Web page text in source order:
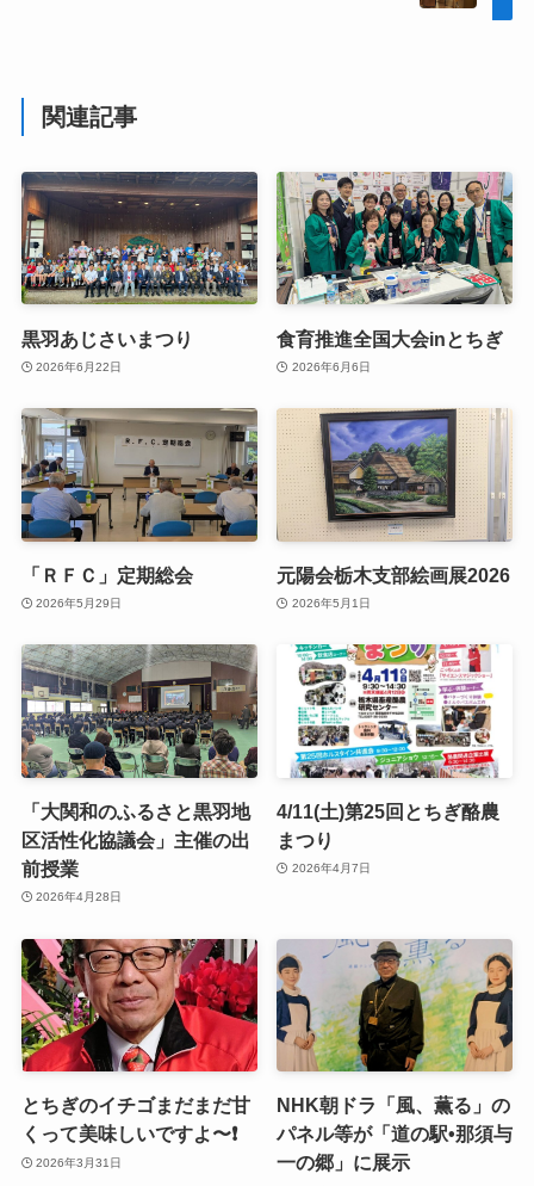
関連記事
黒羽あじさいまつり
2026年6月22日
食育推進全国大会inとちぎ
2026年6月6日
「ＲＦＣ」定期総会
2026年5月29日
元陽会栃木支部絵画展2026
2026年5月1日
「大関和のふるさと黒羽地
区活性化協議会」主催の出
前授業
2026年4月28日
4/11(土)第25回とちぎ酪農
まつり
2026年4月7日
とちぎのイチゴまだまだ甘
くって美味しいですよ〜❗️
2026年3月31日
NHK朝ドラ「風、薫る」の
パネル等が「道の駅•那須与
一の郷」に展示